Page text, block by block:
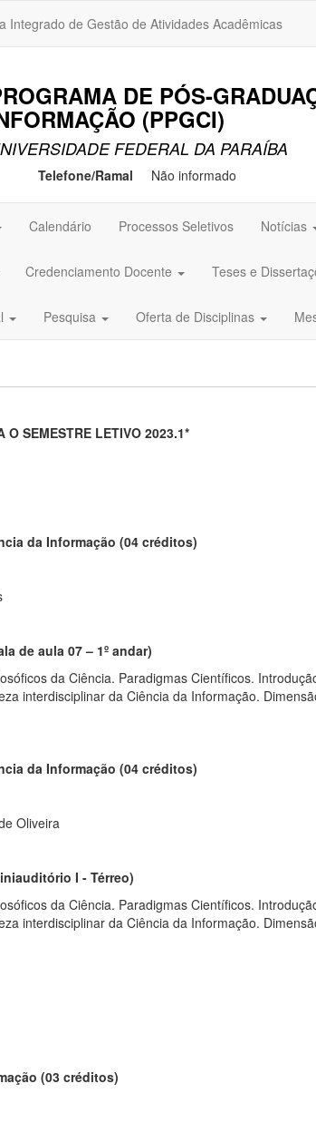
Integrado de Gestão de Atividades Acadêmicas
DE PÓS-
(PPGCI)
FEDERAL DA PARAÍBA
Telefone/Ramal Não informado
Calendário Processos Seletivos Notícias
Credenciamento Docente Teses e
Pesquisa Oferta de Disciplinas
O SEMESTRE LETIVO 2023.1*
da Informação (04 créditos)
de aula 07 – 1º andar)
da Ciência. Paradigmas Científicos.
interdisciplinar da Ciência da Informação.
da Informação (04 créditos)
Oliveira
I - Térreo)
da Ciência. Paradigmas Científicos.
interdisciplinar da Ciência da Informação.
(03 créditos)